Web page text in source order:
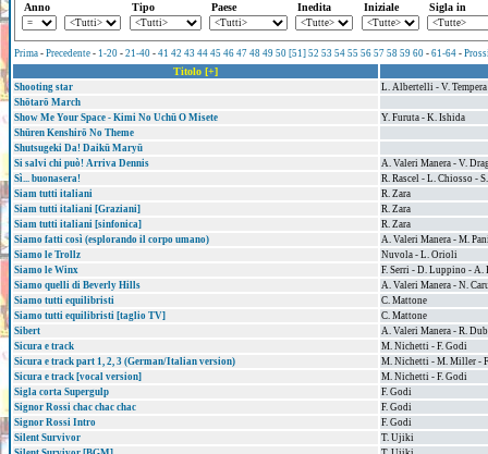
Anno Tipo Paese Inedita Iniziale Sigla in
Prima - Precedente - 1-20 - 21-40 - 41 42 43 44 45 46 47 48 49 50 [51] 52 53 54 55 56 57 58 59 60 - 61-64 -
Titolo [+]
Shooting star
L. Albertelli - V.
Shōtarō March
Show Me Your Space - Kimi No Uchū O Misete
Y. Furuta - K. Ishida
Shūren Kenshirō No Theme
Shutsugeki Da! Daikū Maryū
Si salvi chi può! Arriva Dennis
A. Valeri Manera - V.
Sì... buonasera!
R. Rascel - L. Chiosso -
Siam tutti italiani
R. Zara
Siam tutti italiani [Graziani]
R. Zara
Siam tutti italiani [sinfonica]
R. Zara
Siamo fatti così (esplorando il corpo umano)
A. Valeri Manera - M.
Siamo le Trollz
Nuvola - L. Orioli
Siamo le Winx
F. Serri - D. Luppino - A.
Siamo quelli di Beverly Hills
A. Valeri Manera - N.
Siamo tutti equilibristi
C. Mattone
Siamo tutti equilibristi [taglio TV]
C. Mattone
Sibert
A. Valeri Manera - R.
Sicura e track
M. Nichetti - F. Godi
Sicura e track part 1, 2, 3 (German/Italian version)
M. Nichetti - M. Miller -
Sicura e track [vocal version]
M. Nichetti - F. Godi
Sigla corta Supergulp
F. Godi
Signor Rossi chac chac chac
F. Godi
Signor Rossi Intro
F. Godi
Silent Survivor
T. Ujiki